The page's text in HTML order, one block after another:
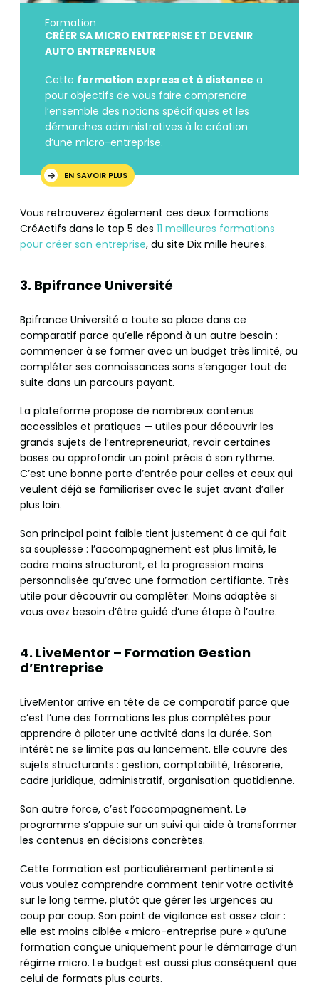
Formation
CRÉER SA MICRO ENTREPRISE ET DEVENIR
AUTO ENTREPRENEUR
Cette formation express et à distance a
pour objectifs de vous faire comprendre
l’ensemble des notions spécifiques et les
démarches administratives à la création
d’une micro-entreprise.
EN SAVOIR PLUS
Vous retrouverez également ces deux formations
CréActifs dans le top 5 des 11 meilleures formations
pour créer son entreprise, du site Dix mille heures.
3. Bpifrance Université
Bpifrance Université a toute sa place dans ce
comparatif parce qu’elle répond à un autre besoin :
commencer à se former avec un budget très limité, ou
compléter ses connaissances sans s’engager tout de
suite dans un parcours payant.
La plateforme propose de nombreux contenus
accessibles et pratiques — utiles pour découvrir les
grands sujets de l’entrepreneuriat, revoir certaines
bases ou approfondir un point précis à son rythme.
C’est une bonne porte d’entrée pour celles et ceux qui
veulent déjà se familiariser avec le sujet avant d’aller
plus loin.
Son principal point faible tient justement à ce qui fait
sa souplesse : l’accompagnement est plus limité, le
cadre moins structurant, et la progression moins
personnalisée qu’avec une formation certifiante. Très
utile pour découvrir ou compléter. Moins adaptée si
vous avez besoin d’être guidé d’une étape à l’autre.
4. LiveMentor – Formation Gestion
d’Entreprise
LiveMentor arrive en tête de ce comparatif parce que
c’est l’une des formations les plus complètes pour
apprendre à piloter une activité dans la durée. Son
intérêt ne se limite pas au lancement. Elle couvre des
sujets structurants : gestion, comptabilité, trésorerie,
cadre juridique, administratif, organisation quotidienne.
Son autre force, c’est l’accompagnement. Le
programme s’appuie sur un suivi qui aide à transformer
les contenus en décisions concrètes.
Cette formation est particulièrement pertinente si
vous voulez comprendre comment tenir votre activité
sur le long terme, plutôt que gérer les urgences au
coup par coup. Son point de vigilance est assez clair :
elle est moins ciblée « micro-entreprise pure » qu’une
formation conçue uniquement pour le démarrage d’un
régime micro. Le budget est aussi plus conséquent que
celui de formats plus courts.